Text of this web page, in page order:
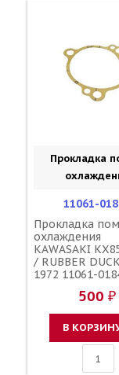
Прокладка
11061-
Прокладка
охлаждения
KAWASAKI
/ RUBBER
1972 11061-
500 ₽
В